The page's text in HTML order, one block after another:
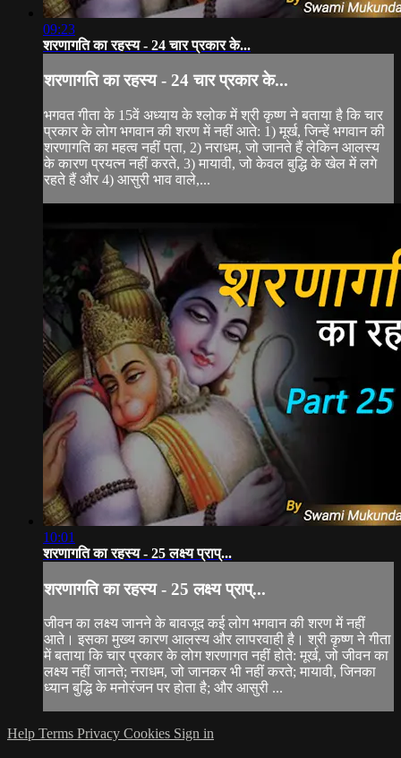
09:23
शरणागति का रहस्य - 24 चार प्रकार के...
शरणागति का रहस्य - 24 चार प्रकार के...
भगवत गीता के 15वें अध्याय के श्लोक में श्री कृष्ण ने बताया है कि चार
प्रकार के लोग भगवान की शरण में नहीं आते: 1) मूर्ख, जिन्हें भगवान की
शरणागति का महत्व नहीं पता, 2) नराधम, जो जानते हैं लेकिन आलस्य
के कारण प्रयत्न नहीं करते, 3) मायावी, जो केवल बुद्धि के खेल में लगे
रहते हैं और 4) आसुरी भाव वाले,...
10:01
शरणागति का रहस्य - 25 लक्ष्य प्राप्...
शरणागति का रहस्य - 25 लक्ष्य प्राप्...
जीवन का लक्ष्य जानने के बावजूद कई लोग भगवान की शरण में नहीं
आते। इसका मुख्य कारण आलस्य और लापरवाही है। श्री कृष्ण ने गीता
में बताया कि चार प्रकार के लोग शरणागत नहीं होते: मूर्ख, जो जीवन का
लक्ष्य नहीं जानते; नराधम, जो जानकर भी नहीं करते; मायावी, जिनका
ध्यान बुद्धि के मनोरंजन पर होता है; और आसुरी ...
Help Terms Privacy Cookies Sign in